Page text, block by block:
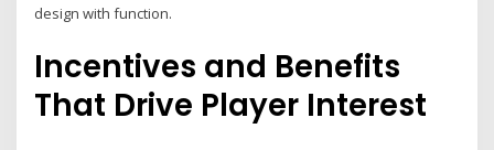
design with function.
Incentives and Benefits
That Drive Player Interest